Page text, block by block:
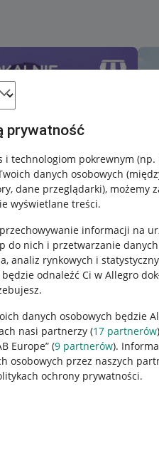
prywatność
i technologiom pokrewnym (np.
danych osobowych
dane przeglądarki), możemy
wyświetlane treści.
informacji na
do nich i przetwarzanie
analiz rynkowych i
odnaleźć Ci w Allegro
danych osobowych będzie
nasi partnerzy (17 partnerów
Europe” (9 partnerów).
osobowych przez naszych
ochrony prywatności.
sprzedających